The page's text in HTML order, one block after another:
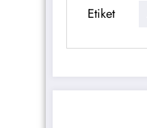
Etiket